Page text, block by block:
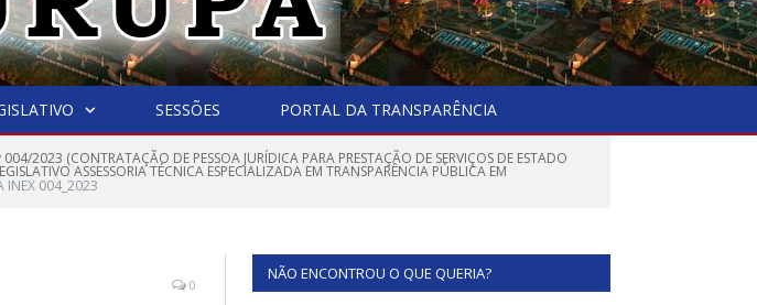
SESSÕES PORTAL DA TRANSPARÊNCIA
004/2023 (CONTRATAÇÃO DE PESSOA JURÍDICA PARA PRESTAÇÃO DE SERVIÇOS DE ESTADO
ASSESSORIA TÉCNICA ESPECIALIZADA EM TRANSPARÊNCIA PÚBLICA EM
INEX 004_2023
0
NÃO ENCONTROU O QUE QUERIA?